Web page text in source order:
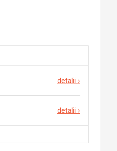
detalii ›
detalii ›